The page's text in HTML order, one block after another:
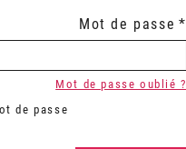
Mot de passe
de passe
Mot de passe oublié ?